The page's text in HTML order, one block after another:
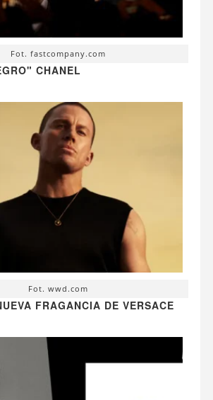
Fot. fastcompany.com
CHANEL
Fot. wwd.com
FRAGANCIA DE VERSACE